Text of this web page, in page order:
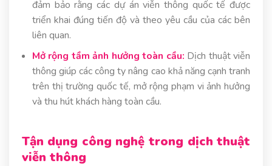
đảm bảo rằng các dự án viễn thông quốc tế được
triển khai đúng tiến độ và theo yêu cầu của các bên
liên quan.
Mở rộng tầm ảnh hưởng toàn cầu: Dịch thuật viễn
thông giúp các công ty nâng cao khả năng cạnh tranh
trên thị trường quốc tế, mở rộng phạm vi ảnh hưởng
và thu hút khách hàng toàn cầu.
Tận dụng công nghệ trong dịch thuật
viễn thông